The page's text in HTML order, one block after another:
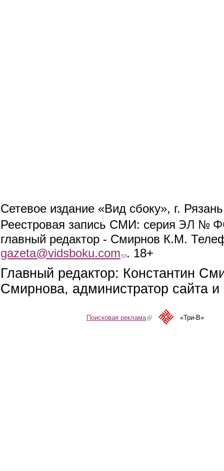
Сетевое издание «Вид сбоку», г.
Реестровая запись СМИ: серия ЭЛ №
главный редактор - Смирнов К.М.
gazeta@vidsboku.com (link sends e-mail)
. 18+
Главный редактор: Константин
Смирнова, администратор сайта
Поисковая реклама(link is external)«Три-В»